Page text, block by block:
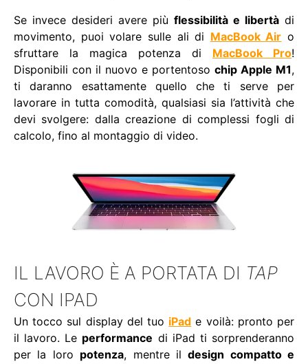
Se invece desideri avere più flessibilità e libertà di
movimento, puoi volare sulle ali di MacBook Air o
sfruttare la magica potenza di MacBook Pro!
Disponibili con il nuovo e portentoso chip Apple M1,
ti daranno esattamente quello che ti serve per
lavorare in tutta comodità, qualsiasi sia l’attività che
devi svolgere: dalla creazione di complessi fogli di
calcolo, fino al montaggio di video.
IL LAVORO È A PORTATA DI TAP
CON IPAD
Un tocco sul display del tuo iPad e voilà: pronto per
il lavoro. Le performance di iPad ti sorprenderanno
per la loro potenza, mentre ildesign compatto e